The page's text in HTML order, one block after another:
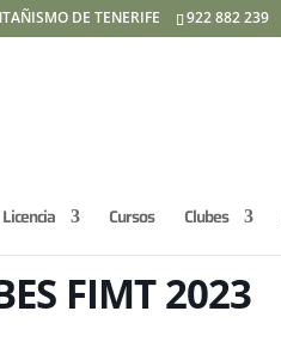
DE TENERIFE 922 882 239
Licencia Cursos Clubes
FIMT 2023